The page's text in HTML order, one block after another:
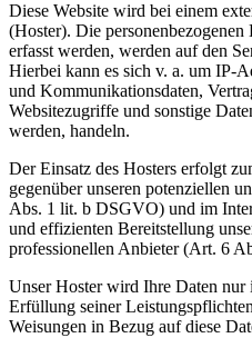
Diese Website wird bei einem
(Hoster). Die personenbezogenen
erfasst werden, werden auf den
Hierbei kann es sich v. a. um IP-
und Kommunikationsdaten,
Websitezugriffe und sonstige
werden, handeln.
Der Einsatz des Hosters erfolgt
gegenüber unseren potenziellen
Abs. 1 lit. b DSGVO) und im
und effizienten Bereitstellung
professionellen Anbieter (Art. 6
Unser Hoster wird Ihre Daten
Erfüllung seiner
Weisungen in Bezug auf diese